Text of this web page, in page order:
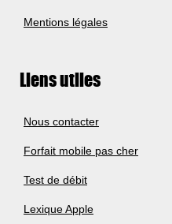
Mentions légales
Liens utiles
Nous contacter
Forfait mobile pas cher
Test de débit
Lexique Apple